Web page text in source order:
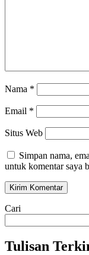
Nama *
Email *
Situs Web
Simpan nama,
untuk komentar saya
Cari
Tulisan